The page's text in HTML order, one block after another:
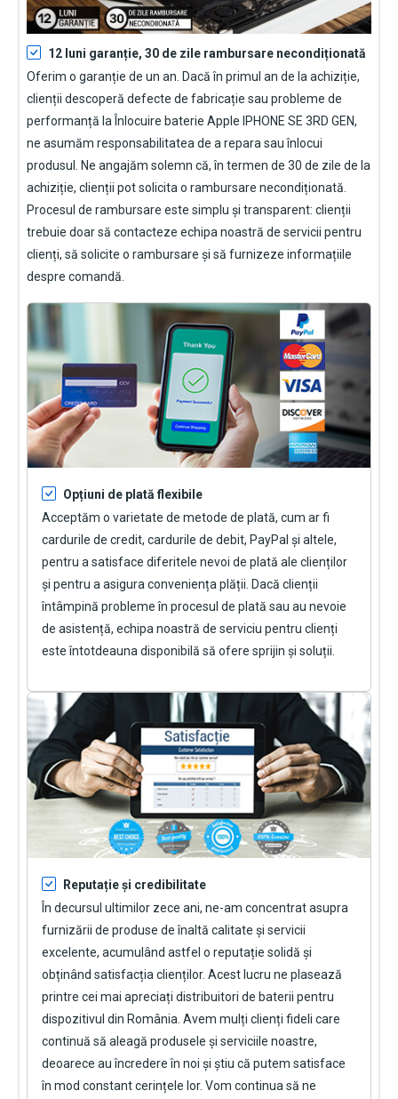
12 luni garanție, 30 de zile rambursare necondiționată
Oferim o garanție de un an. Dacă în primul an de la achiziție,
clienții descoperă defecte de fabricație sau probleme de
performanță la Înlocuire baterie Apple IPHONE SE 3RD GEN,
ne asumăm responsabilitatea de a repara sau înlocui
produsul. Ne angajăm solemn că, în termen de 30 de zile de la
achiziție, clienții pot solicita o rambursare necondiționată.
Procesul de rambursare este simplu și transparent: clienții
trebuie doar să contacteze echipa noastră de servicii pentru
clienți, să solicite o rambursare și să furnizeze informațiile
despre comandă.
Opțiuni de plată flexibile
Acceptăm o varietate de metode de plată, cum ar fi
cardurile de credit, cardurile de debit, PayPal și altele,
pentru a satisface diferitele nevoi de plată ale clienților
și pentru a asigura conveniența plății. Dacă clienții
întâmpină probleme în procesul de plată sau au nevoie
de asistență, echipa noastră de serviciu pentru clienți
este întotdeauna disponibilă să ofere sprijin și soluții.
Reputație și credibilitate
În decursul ultimilor zece ani, ne-am concentrat asupra
furnizării de produse de înaltă calitate și servicii
excelente, acumulând astfel o reputație solidă și
obținând satisfacția clienților. Acest lucru ne plasează
printre cei mai apreciați distribuitori de baterii pentru
dispozitivul din România. Avem mulți clienți fideli care
continuă să aleagă produsele și serviciile noastre,
deoarece au încredere în noi și știu că putem satisface
în mod constant cerințele lor. Vom continua să ne